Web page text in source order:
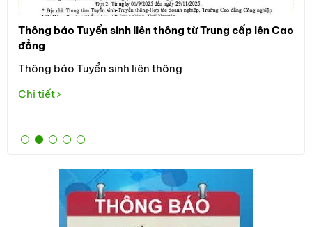
Thông báo Tuyển sinh liên thông từ Trung cấp lên Cao
đẳng
Thông báo Tuyển sinh liên thông
Chi tiết